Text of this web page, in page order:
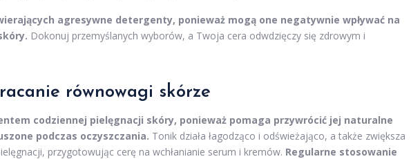
agresywne detergenty, ponieważ mogą one negatywnie wpływać na
Dokonuj przemyślanych wyborów, a Twoja cera odwdzięczy się zdrowym i
równowagi skórze
codziennej pielęgnacji skóry, ponieważ pomaga przywrócić jej naturalne
podczas oczyszczania. Tonik działa łagodząco i odświeżająco, a także zwiększa
przygotowując cerę na wchłanianie serum i kremów. Regularne stosowanie